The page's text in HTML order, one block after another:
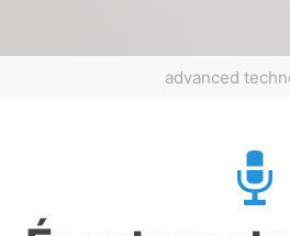
advanced